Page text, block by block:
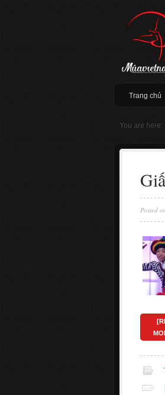
Trang chủ
You are here:
Posted